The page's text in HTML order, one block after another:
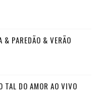
PAREDÃO & VERÃO
DO AMOR AO VIVO